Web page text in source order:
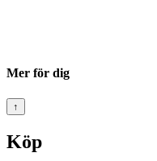
Mer för dig
↑
Köp